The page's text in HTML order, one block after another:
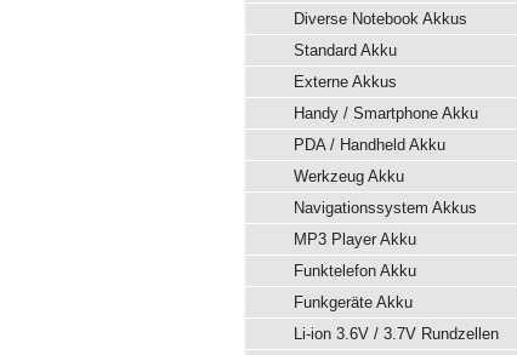
Diverse Notebook Akkus
Standard Akku
Externe Akkus
Handy / Smartphone Akku
PDA / Handheld Akku
Werkzeug Akku
Navigationssystem Akkus
MP3 Player Akku
Funktelefon Akku
Funkgeräte Akku
Li-ion 3.6V / 3.7V Rundzellen